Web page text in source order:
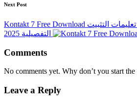
Next Post
Kontakt 7 Free Download الخيارات الكاملة – تعليمات التثبيت
التفصيلية 2025
Comments
No comments yet. Why don’t you start the
Leave a Reply